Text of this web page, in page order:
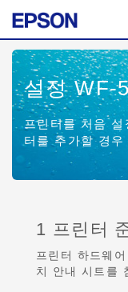
설정 WF-
프린터를 처음
터를 추가할 경
1 프린터
프린터 하드웨
치 안내 시트를